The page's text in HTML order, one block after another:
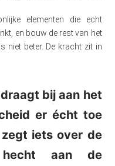
elementen die echt
en bouw de rest van het
niet beter. De kracht zit in
bij aan het
er écht toe
iets over de
aan de